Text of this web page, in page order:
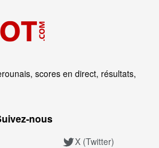
scores en direct, résultats,
X (Twitter)